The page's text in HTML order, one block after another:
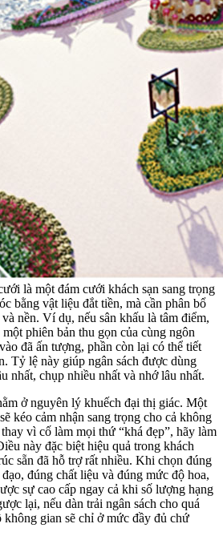
là một đám cưới khách sạn sang trọng
bằng vật liệu đắt tiền, mà cần phân bổ
nền. Ví dụ, nếu sân khấu là tâm điểm,
phiên bản thu gọn của cùng ngôn
đã ấn tượng, phần còn lại có thể tiết
Tỷ lệ này giúp ngân sách được dùng
nhất, chụp nhiều nhất và nhớ lâu nhất.
ở nguyên lý khuếch đại thị giác. Một
kéo cảm nhận sang trọng cho cả không
vì cố làm mọi thứ “khá đẹp”, hãy làm
này đặc biệt hiệu quả trong khách
sẵn đã hỗ trợ rất nhiều. Khi chọn đúng
đúng chất liệu và đúng mức độ hoa,
sự cao cấp ngay cả khi số lượng hạng
lại, nếu dàn trải ngân sách cho quá
không gian sẽ chỉ ở mức đầy đủ chứ